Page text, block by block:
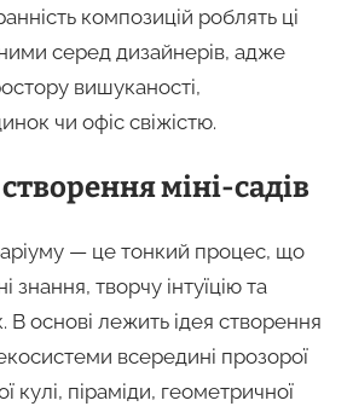
композицій роблять ці
серед дизайнерів, адже
вишуканості,
чи офіс свіжістю.
міні-садів
— це тонкий процес, що
знання, творчу інтуїцію та
В основі лежить ідея створення
всередині прозорої
кулі, піраміди, геометричної